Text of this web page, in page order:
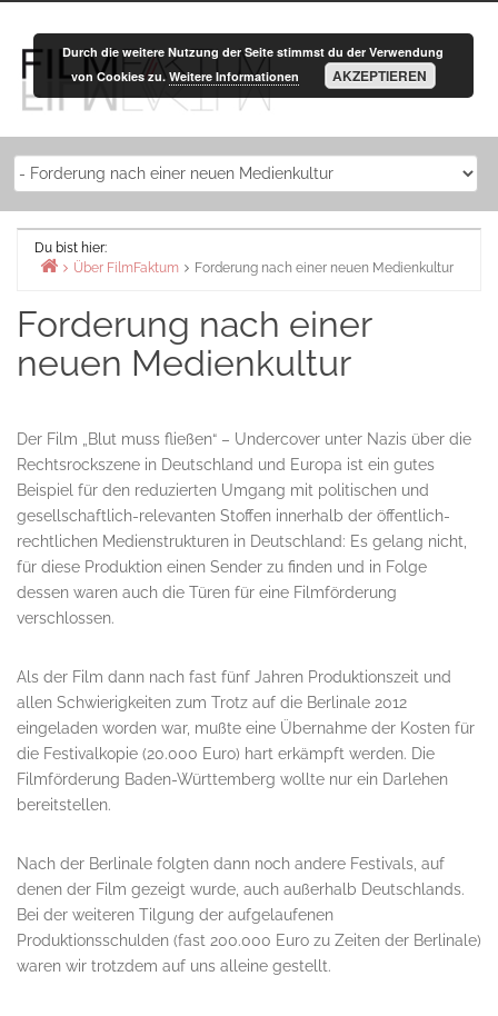
Inhalt
Du bist hier:
Über FilmFaktum Forderung nach einer neuen Medienkultur
Forderung nach einer
neuen Medienkultur
Der Film „Blut muss fließen“ – Undercover unter Nazis über die
Rechtsrockszene in Deutschland und Europa ist ein gutes
Beispiel für den reduzierten Umgang mit politischen und
gesellschaftlich-relevanten Stoffen innerhalb der öffentlich-
rechtlichen Medienstrukturen in Deutschland: Es gelang nicht,
für diese Produktion einen Sender zu finden und in Folge
dessen waren auch die Türen für eine Filmförderung
verschlossen.
Als der Film dann nach fast fünf Jahren Produktionszeit und
allen Schwierigkeiten zum Trotz auf die Berlinale 2012
eingeladen worden war, mußte eine Übernahme der Kosten für
die Festivalkopie (20.000 Euro) hart erkämpft werden. Die
Filmförderung Baden-Württemberg wollte nur ein Darlehen
bereitstellen.
Nach der Berlinale folgten dann noch andere Festivals, auf
denen der Film gezeigt wurde, auch außerhalb Deutschlands.
Bei der weiteren Tilgung der aufgelaufenen
Produktionsschulden (fast 200.000 Euro zu Zeiten der Berlinale)
waren wir trotzdem auf uns alleine gestellt.
Durch die weitere Nutzung der Seite stimmst du der Verwendung
von Cookies zu. Weitere Informationen AKZEPTIEREN